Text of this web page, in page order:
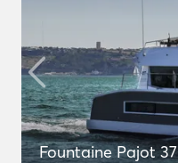
Fountaine Pajot 37